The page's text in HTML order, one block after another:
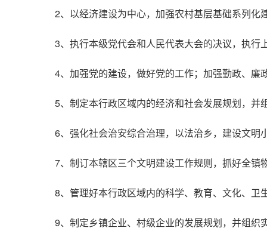
2、以经济建设为中心，加强农村基层基础系列化
3、执行本级党代会和人民代表大会的决议，执
4、加强党的建设，做好党的工作；加强勤政、廉
5、制定本行政区域内的经济和社会发展规划，并
6、强化社会治安综合治理，以法治乡，建设文
7、制订本辖区三个文明建设工作规则，抓好全
8、管理好本行政区域内的科学、教育、文化、
9、制定乡镇企业、村级企业的发展规划，并组织